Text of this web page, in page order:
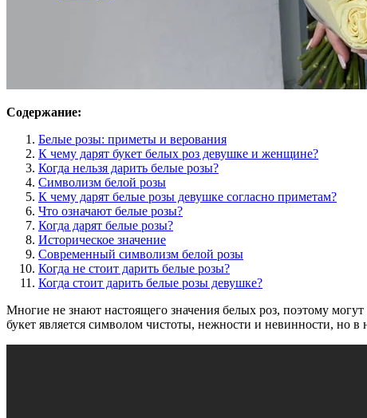
Содержание:
Белые розы: приметы и верования
К чему дарят букет белых роз девушке и женщине?
Когда нельзя дарить белые розы?
Символизм белой розы
К чему дарят белые розы девушке согласно приметам?
Что означают белые розы?
Когда дарят белые розы?
Историческое значение
Современный символизм белой розы
Когда не стоит дарить белые розы?
Когда стоит дарить белые розы девушке?
Многие не знают настоящего значения белых роз, поэтому
букет является символом чистоты, нежности и невинности, но